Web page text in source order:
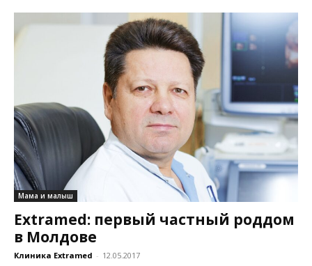
Мама и малыш
Extramed: первый частный роддом
в Молдове
Клиника Extramed - 12.05.2017